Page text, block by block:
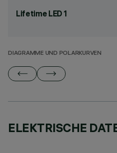
Lifetime LED 1
DIAGRAMME UND POLARKURVEN
ELEKTRISCHE